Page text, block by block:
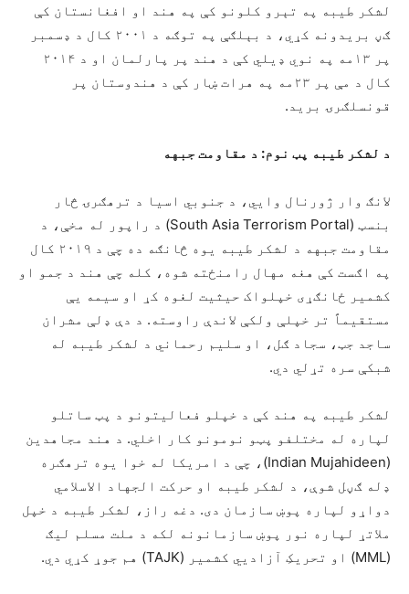
لشکر طیبه په تېرو کلونو کې په هند او افغانستان کې
ګڼ بریدونه کړي، د بېلګې په توګه د ۲۰۰۱ کال د ډسمبر
پر ۱۳مه په نوي ډیلي کې د هند پر پارلمان او د ۲۰۱۴
کال د مې پر ۲۳مه په هرات ښار کې د هندوستان پر
قونسلګرۍ برید.
د لشکر طیبه پټ نوم: د مقاومت جبهه
لانګ وار ژورنال وايي، د جنوبي اسیا د ترهګرۍ څار
بنسټ (South Asia Terrorism Portal) د راپور له مخې، د
مقاومت جبهه د لشکر طیبه یوه څانګه ده چې د ۲۰۱۹ کال
په اګست کې هغه مهال رامنځته شوه، کله چې هند د جمو او
کشمیر ځانګړی خپلواک حیثیت لغوه کړ او سیمه یې
مستقیماً تر خپلې ولکې لاندې راوسته. د دې ډلې مشران
ساجد جټ، سجاد ګل، او سلیم رحماني د لشکر طیبه له
شبکې سره تړلي دي.
لشکر طیبه په هند کې د خپلو فعالیتونو د پټ ساتلو
لپاره له مختلفو پټو نومونو کار اخلي. د هند مجاهدین
(Indian Mujahideen)، چې د امریکا له خوا یوه ترهګره
ډله ګڼل شوې، د لشکر طیبه او حرکت الجهاد الاسلامي
دواړو لپاره پوښ سازمان دی. دغه راز، لشکر طیبه د خپل
ملاتړ لپاره نور پوښ سازمانونه لکه د ملت مسلم لیګ
(MML) او تحریکِ آزادیي کشمیر (TAJK) هم جوړ کړي دي.